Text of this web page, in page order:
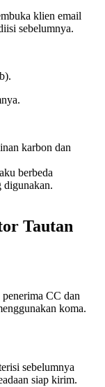
klien email
sebelumnya.
karbon dan
berbeda
digunakan.
Tautan
CC dan
koma.
sebelumnya
siap kirim.